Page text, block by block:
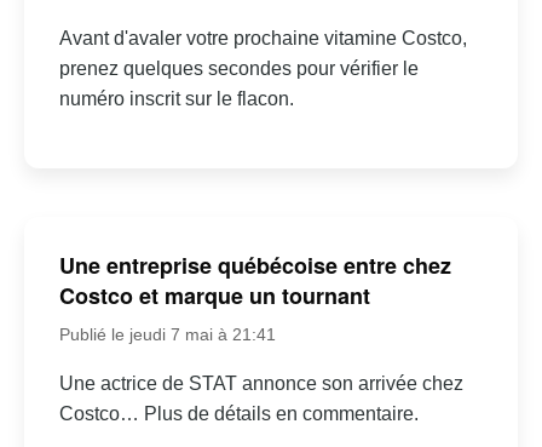
Avant d'avaler votre prochaine vitamine Costco,
prenez quelques secondes pour vérifier le
numéro inscrit sur le flacon.
Une entreprise québécoise entre chez
Costco et marque un tournant
Publié le jeudi 7 mai à 21:41
Une actrice de STAT annonce son arrivée chez
Costco… Plus de détails en commentaire.